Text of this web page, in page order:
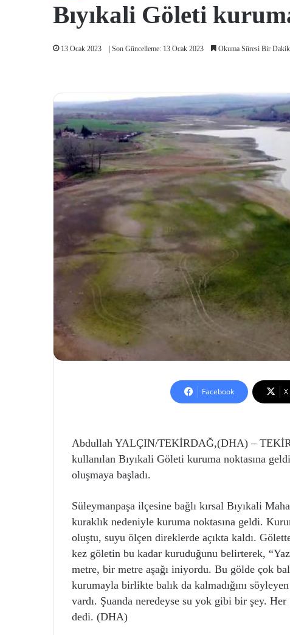
Bıyıkali Göleti
13 Ocak 2023 | Son Güncelleme: 13 Ocak 2023 Okuma Süresi Bir
Facebook X
Abdullah YALÇIN/TEKİRDAĞ,(DHA) –
kullanılan Bıyıkali Göleti kuruma noktasına
oluşmaya başladı.
Süleymanpaşa ilçesine bağlı kırsal Bıyıkali
kuraklık nedeniyle kuruma noktasına geldi.
oluştu, suyu ölçen direklerde açıkta kaldı.
kez göletin bu kadar kuruduğunu belirterek,
metre, bir metre aşağı iniyordu. Bu gölde çok
kurumayla birlikte balık da kalmadığını
vardı. Şuanda neredeyse su yok gibi bir şey.
dedi. (DHA)